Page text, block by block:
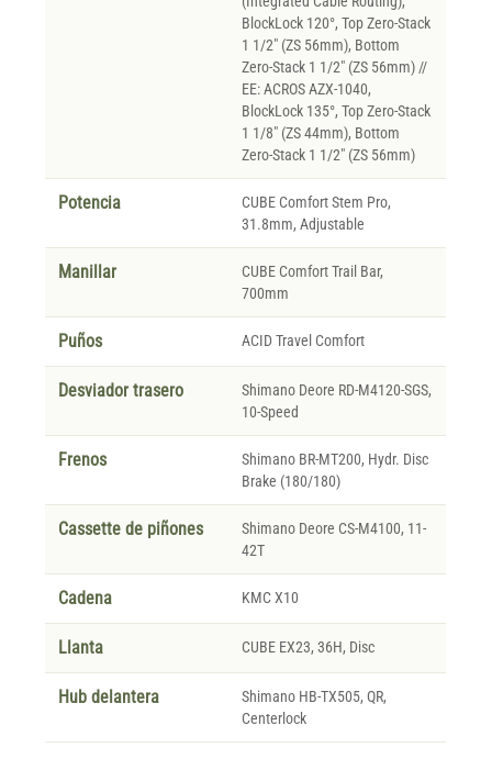
BlockLock 120°, Top Zero-Stack
1 1/2" (ZS 56mm), Bottom
Zero-Stack 1 1/2" (ZS 56mm) //
EE: ACROS AZX-1040,
BlockLock 135°, Top Zero-Stack
1 1/8" (ZS 44mm), Bottom
Zero-Stack 1 1/2" (ZS 56mm)
Potencia
CUBE Comfort Stem Pro,
31.8mm, Adjustable
Manillar
CUBE Comfort Trail Bar,
700mm
Puños ACID Travel Comfort
Desviador trasero
Shimano Deore RD-M4120-SGS,
10-Speed
Frenos
Shimano BR-MT200, Hydr. Disc
Brake (180/180)
Cassette de piñones
Shimano Deore CS-M4100, 11-
42T
Cadena KMC X10
Llanta CUBE EX23, 36H, Disc
Hub delantera
Shimano HB-TX505, QR,
Centerlock